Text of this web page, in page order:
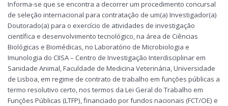
Informa-se que se encontra a decorrer um procedimento concursal
de seleção internacional para contratação de um(a) Investigador(a)
Doutorado(a) para o exercício de atividades de investigação
científica e desenvolvimento tecnológico, na área de Ciências
Biológicas e Biomédicas, no Laboratório de Microbiologia e
Imunologia do CIISA – Centro de Investigação Interdisciplinar em
Sanidade Animal, Faculdade de Medicina Veterinária, Universidade
de Lisboa, em regime de contrato de trabalho em funções públicas a
termo resolutivo certo, nos termos da Lei Geral do Trabalho em
Funções Públicas (LTFP), financiado por fundos nacionais (FCT/OE) e